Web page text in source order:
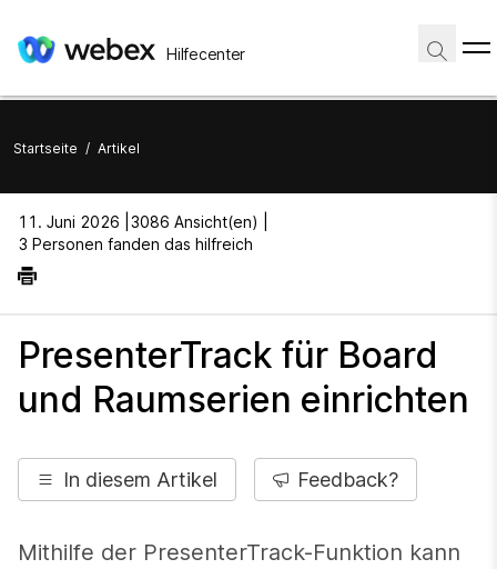
Hilfecenter
Startseite / Artikel
11. Juni 2026 | 3086 Ansicht(en) |
3 Personen fanden das hilfreich
PresenterTrack für Board
und Raumserien einrichten
In diesem Artikel Feedback?
Mithilfe der PresenterTrack-Funktion kann